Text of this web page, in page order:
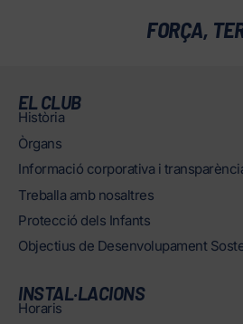
FORÇA,
EL CLUB
Història
Òrgans
Informació corporativa i
Treballa amb nosaltres
Protecció dels Infants
Objectius de Desenvolupament
INSTAL·LACIONS
Horaris